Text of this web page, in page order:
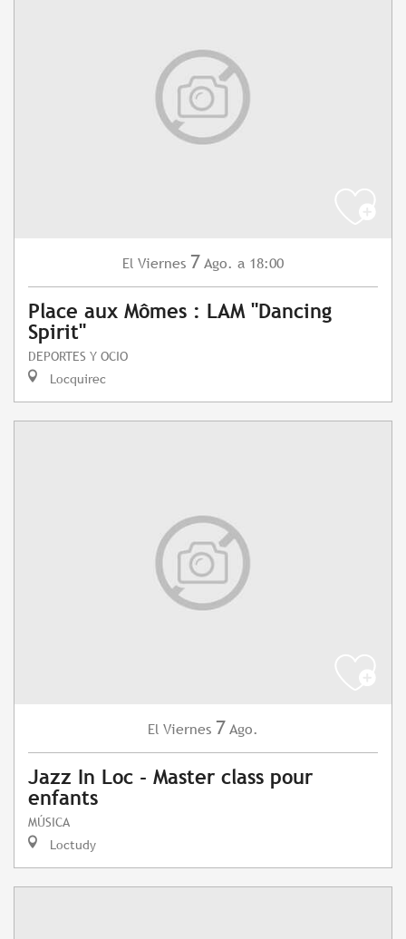
El Viernes 7 Ago. a 18:00
Place aux Mômes : LAM "Dancing
Spirit"
DEPORTES Y OCIO
Locquirec
El Viernes 7 Ago.
Jazz In Loc - Master class pour
enfants
MÚSICA
Loctudy